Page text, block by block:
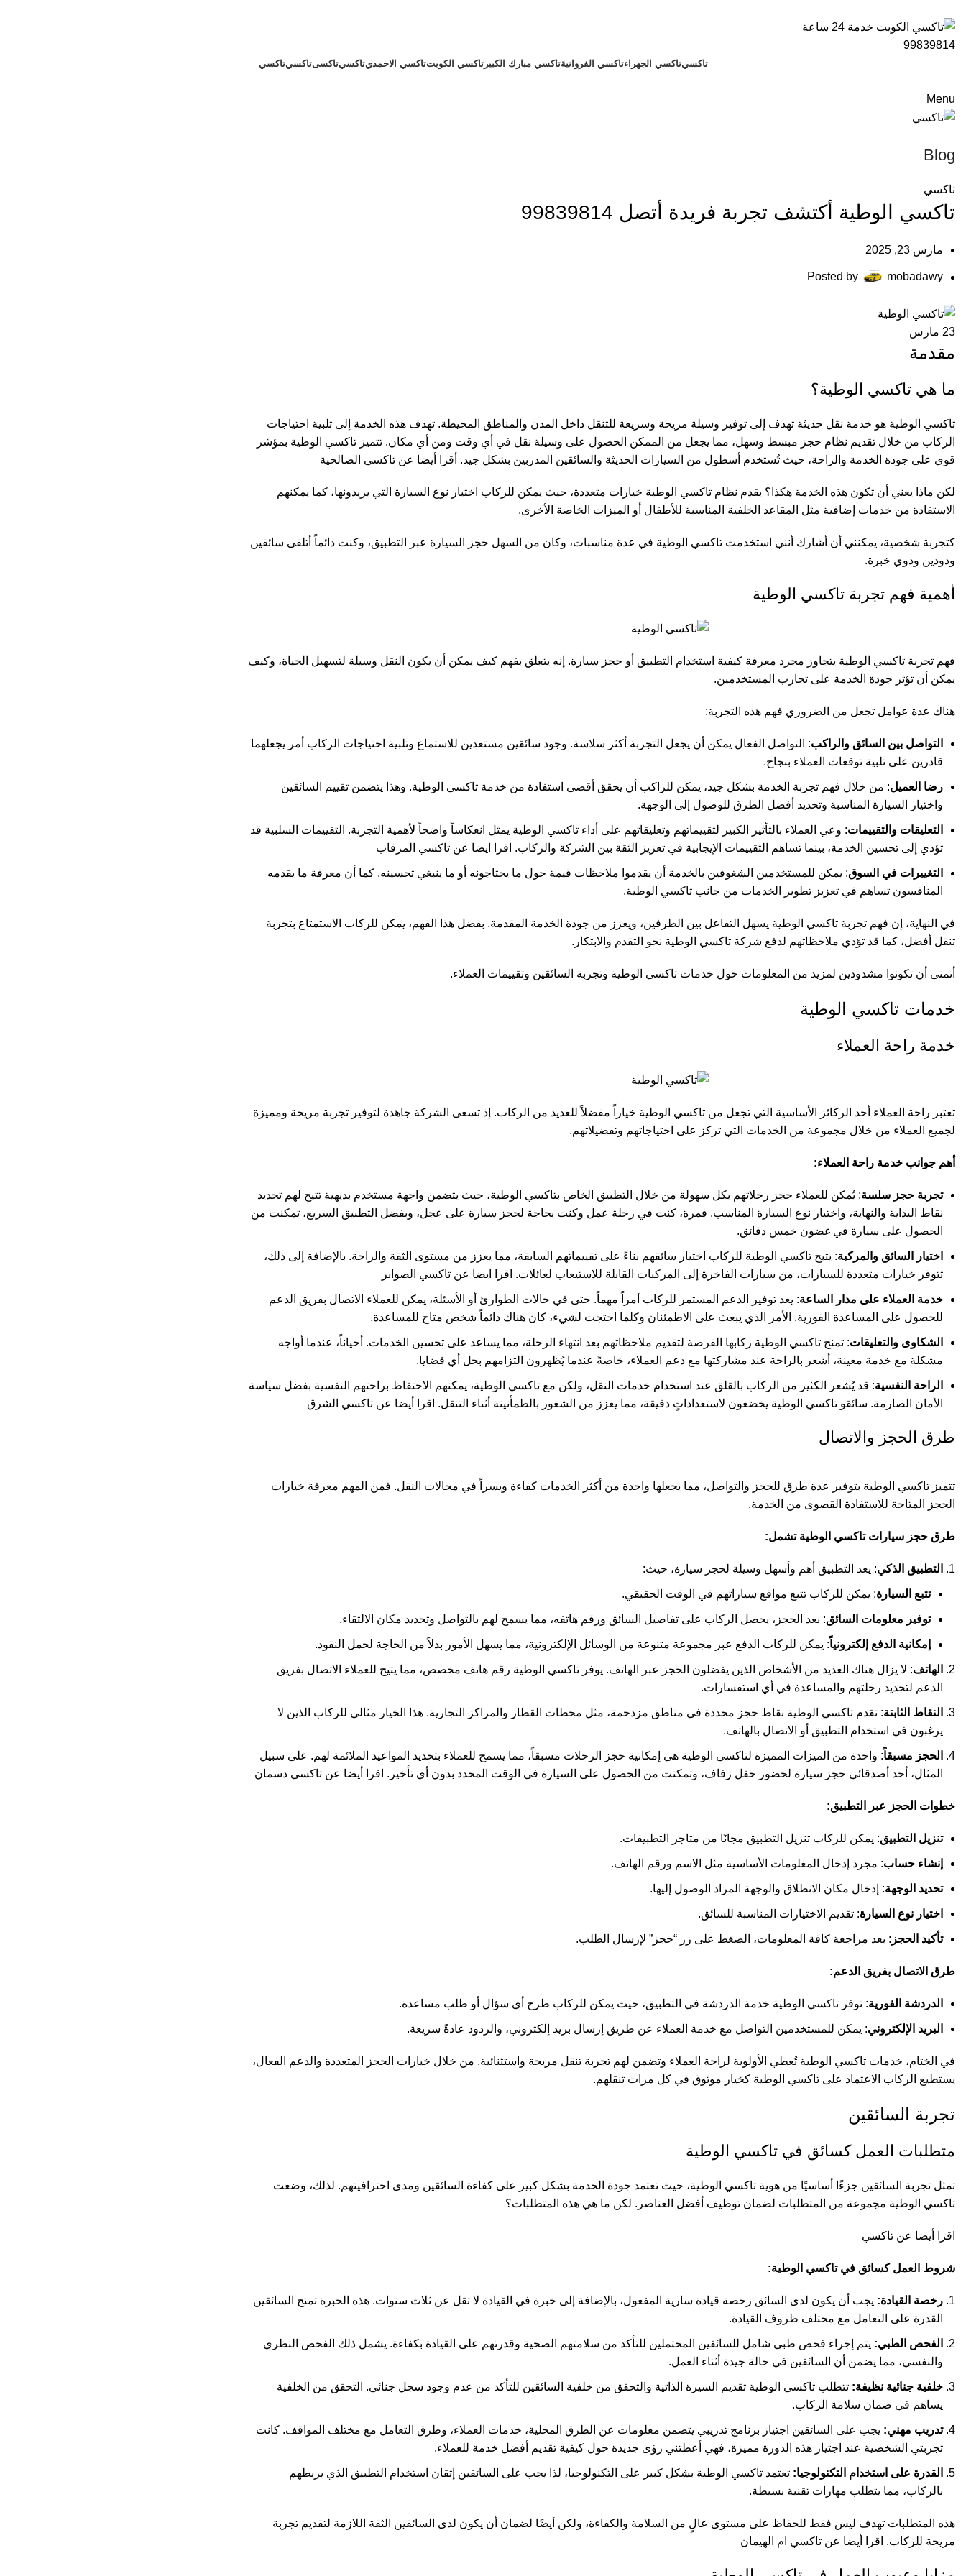
تاكسيتاكسي الجهراءتاكسي الفروانيةتاكسي مبارك الكبيرتاكسي الكويتتاكسي الاحمديتاكسيتاكسىتاكسيتاكسي
Menu
Blog
تاكسي
تاكسي الوطية أكتشف تجربة فريدة أتصل 99839814
مارس 23, 2025
Posted by mobadawy
23 مارس
مقدمة
ما هي تاكسي الوطية؟
تاكسي الوطية هو خدمة نقل حديثة تهدف إلى توفير وسيلة مريحة وسريعة للتنقل داخل المدن والمناطق المحيطة. تهدف هذه الخدمة إلى تلبية احتياجات
الركاب من خلال تقديم نظام حجز مبسط وسهل، مما يجعل من الممكن الحصول على وسيلة نقل في أي وقت ومن أي مكان. تتميز تاكسي الوطية بمؤشر
قوي على جودة الخدمة والراحة، حيث تُستخدم أسطول من السيارات الحديثة والسائقين المدربين بشكل جيد. أقرا أيضا عن تاكسي الصالحية
لكن ماذا يعني أن تكون هذه الخدمة هكذا؟ يقدم نظام تاكسي الوطية خيارات متعددة، حيث يمكن للركاب اختيار نوع السيارة التي يريدونها، كما يمكنهم
الاستفادة من خدمات إضافية مثل المقاعد الخلفية المناسبة للأطفال أو الميزات الخاصة الأخرى.
كتجربة شخصية، يمكنني أن أشارك أنني استخدمت تاكسي الوطية في عدة مناسبات، وكان من السهل حجز السيارة عبر التطبيق، وكنت دائماً أتلقى سائقين
ودودين وذوي خبرة.
أهمية فهم تجربة تاكسي الوطية
فهم تجربة تاكسي الوطية يتجاوز مجرد معرفة كيفية استخدام التطبيق أو حجز سيارة. إنه يتعلق بفهم كيف يمكن أن يكون النقل وسيلة لتسهيل الحياة، وكيف
يمكن أن تؤثر جودة الخدمة على تجارب المستخدمين.
هناك عدة عوامل تجعل من الضروري فهم هذه التجربة:
التواصل بين السائق والراكب: التواصل الفعال يمكن أن يجعل التجربة أكثر سلاسة. وجود سائقين مستعدين للاستماع وتلبية احتياجات الركاب أمر يجعلهما
قادرين على تلبية توقعات العملاء بنجاح.
رضا العميل: من خلال فهم تجربة الخدمة بشكل جيد، يمكن للراكب أن يحقق أقصى استفادة من خدمة تاكسي الوطية. وهذا يتضمن تقييم السائقين
واختيار السيارة المناسبة وتحديد أفضل الطرق للوصول إلى الوجهة.
التعليقات والتقييمات: وعي العملاء بالتأثير الكبير لتقييماتهم وتعليقاتهم على أداء تاكسي الوطية يمثل انعكاساً واضحاً لأهمية التجربة. التقييمات السلبية قد
تؤدي إلى تحسين الخدمة، بينما تساهم التقييمات الإيجابية في تعزيز الثقة بين الشركة والركاب. اقرا ايضا عن تاكسي المرقاب
التغييرات في السوق: يمكن للمستخدمين الشغوفين بالخدمة أن يقدموا ملاحظات قيمة حول ما يحتاجونه أو ما ينبغي تحسينه. كما أن معرفة ما يقدمه
المنافسون تساهم في تعزيز تطوير الخدمات من جانب تاكسي الوطية.
في النهاية، إن فهم تجربة تاكسي الوطية يسهل التفاعل بين الطرفين، ويعزز من جودة الخدمة المقدمة. بفضل هذا الفهم، يمكن للركاب الاستمتاع بتجربة
تنقل أفضل، كما قد تؤدي ملاحظاتهم لدفع شركة تاكسي الوطية نحو التقدم والابتكار.
أتمنى أن تكونوا مشدودين لمزيد من المعلومات حول خدمات تاكسي الوطية وتجربة السائقين وتقييمات العملاء.
خدمات تاكسي الوطية
خدمة راحة العملاء
تعتبر راحة العملاء أحد الركائز الأساسية التي تجعل من تاكسي الوطية خياراً مفضلاً للعديد من الركاب. إذ تسعى الشركة جاهدة لتوفير تجربة مريحة ومميزة
لجميع العملاء من خلال مجموعة من الخدمات التي تركز على احتياجاتهم وتفضيلاتهم.
أهم جوانب خدمة راحة العملاء:
تجربة حجز سلسة: يُمكن للعملاء حجز رحلاتهم بكل سهولة من خلال التطبيق الخاص بتاكسي الوطية، حيث يتضمن واجهة مستخدم بديهية تتيح لهم تحديد
نقاط البداية والنهاية، واختيار نوع السيارة المناسب. فمرة، كنت في رحلة عمل وكنت بحاجة لحجز سيارة على عجل، وبفضل التطبيق السريع، تمكنت من
الحصول على سيارة في غضون خمس دقائق.
اختيار السائق والمركبة: يتيح تاكسي الوطية للركاب اختيار سائقهم بناءً على تقييماتهم السابقة، مما يعزز من مستوى الثقة والراحة. بالإضافة إلى ذلك،
تتوفر خيارات متعددة للسيارات، من سيارات الفاخرة إلى المركبات القابلة للاستيعاب لعائلات. اقرا ايضا عن تاكسي الصوابر
خدمة العملاء على مدار الساعة: يعد توفير الدعم المستمر للركاب أمراً مهماً. حتى في حالات الطوارئ أو الأسئلة، يمكن للعملاء الاتصال بفريق الدعم
للحصول على المساعدة الفورية. الأمر الذي يبعث على الاطمئنان وكلما احتجت لشيء، كان هناك دائماً شخص متاح للمساعدة.
الشكاوى والتعليقات: تمنح تاكسي الوطية ركابها الفرصة لتقديم ملاحظاتهم بعد انتهاء الرحلة، مما يساعد على تحسين الخدمات. أحياناً، عندما أواجه
مشكلة مع خدمة معينة، أشعر بالراحة عند مشاركتها مع دعم العملاء، خاصةً عندما يُظهرون التزامهم بحل أي قضايا.
الراحة النفسية: قد يُشعر الكثير من الركاب بالقلق عند استخدام خدمات النقل، ولكن مع تاكسي الوطية، يمكنهم الاحتفاظ براحتهم النفسية بفضل سياسة
الأمان الصارمة. سائقو تاكسي الوطية يخضعون لاستعداداتٍ دقيقة، مما يعزز من الشعور بالطمأنينة أثناء التنقل. اقرا أيضا عن تاكسي الشرق
طرق الحجز والاتصال
تتميز تاكسي الوطية بتوفير عدة طرق للحجز والتواصل، مما يجعلها واحدة من أكثر الخدمات كفاءة ويسراً في مجالات النقل. فمن المهم معرفة خيارات
الحجز المتاحة للاستفادة القصوى من الخدمة.
طرق حجز سيارات تاكسي الوطية تشمل:
التطبيق الذكي: يعد التطبيق أهم وأسهل وسيلة لحجز سيارة، حيث:
تتبع السيارة: يمكن للركاب تتبع مواقع سياراتهم في الوقت الحقيقي.
توفير معلومات السائق: بعد الحجز، يحصل الركاب على تفاصيل السائق ورقم هاتفه، مما يسمح لهم بالتواصل وتحديد مكان الالتقاء.
إمكانية الدفع إلكترونياً: يمكن للركاب الدفع عبر مجموعة متنوعة من الوسائل الإلكترونية، مما يسهل الأمور بدلاً من الحاجة لحمل النقود.
الهاتف: لا يزال هناك العديد من الأشخاص الذين يفضلون الحجز عبر الهاتف. يوفر تاكسي الوطية رقم هاتف مخصص، مما يتيح للعملاء الاتصال بفريق
الدعم لتحديد رحلتهم والمساعدة في أي استفسارات.
النقاط الثابتة: تقدم تاكسي الوطية نقاط حجز محددة في مناطق مزدحمة، مثل محطات القطار والمراكز التجارية. هذا الخيار مثالي للركاب الذين لا
يرغبون في استخدام التطبيق أو الاتصال بالهاتف.
الحجز مسبقاً: واحدة من الميزات المميزة لتاكسي الوطية هي إمكانية حجز الرحلات مسبقاً، مما يسمح للعملاء بتحديد المواعيد الملائمة لهم. على سبيل
المثال، أحد أصدقائي حجز سيارة لحضور حفل زفاف، وتمكنت من الحصول على السيارة في الوقت المحدد بدون أي تأخير. اقرا أيضا عن تاكسي دسمان
خطوات الحجز عبر التطبيق:
تنزيل التطبيق: يمكن للركاب تنزيل التطبيق مجانًا من متاجر التطبيقات.
إنشاء حساب: مجرد إدخال المعلومات الأساسية مثل الاسم ورقم الهاتف.
تحديد الوجهة: إدخال مكان الانطلاق والوجهة المراد الوصول إليها.
اختيار نوع السيارة: تقديم الاختيارات المناسبة للسائق.
تأكيد الحجز : بعد مراجعة كافة المعلومات، الضغط على زر “حجز” لإرسال الطلب.
طرق الاتصال بفريق الدعم:
الدردشة الفورية: توفر تاكسي الوطية خدمة الدردشة في التطبيق، حيث يمكن للركاب طرح أي سؤال أو طلب مساعدة.
البريد الإلكتروني: يمكن للمستخدمين التواصل مع خدمة العملاء عن طريق إرسال بريد إلكتروني، والردود عادةً سريعة.
في الختام، خدمات تاكسي الوطية تُعطي الأولوية لراحة العملاء وتضمن لهم تجربة تنقل مريحة واستثنائية. من خلال خيارات الحجز المتعددة والدعم الفعال،
يستطيع الركاب الاعتماد على تاكسي الوطية كخيار موثوق في كل مرات تنقلهم.
تجربة السائقين
متطلبات العمل كسائق في تاكسي الوطية
تمثل تجربة السائقين جزءًا أساسيًا من هوية تاكسي الوطية، حيث تعتمد جودة الخدمة بشكل كبير على كفاءة السائقين ومدى احترافيتهم. لذلك، وضعت
تاكسي الوطية مجموعة من المتطلبات لضمان توظيف أفضل العناصر. لكن ما هي هذه المتطلبات؟
اقرا أيضا عن تاكسي
شروط العمل كسائق في تاكسي الوطية:
رخصة القيادة: يجب أن يكون لدى السائق رخصة قيادة سارية المفعول، بالإضافة إلى خبرة في القيادة لا تقل عن ثلاث سنوات. هذه الخبرة تمنح السائقين
القدرة على التعامل مع مختلف ظروف القيادة.
الفحص الطبي: يتم إجراء فحص طبي شامل للسائقين المحتملين للتأكد من سلامتهم الصحية وقدرتهم على القيادة بكفاءة. يشمل ذلك الفحص النظري
والنفسي، مما يضمن أن السائقين في حالة جيدة أثناء العمل.
خلفية جنائية نظيفة: تتطلب تاكسي الوطية تقديم السيرة الذاتية والتحقق من خلفية السائقين للتأكد من عدم وجود سجل جنائي. التحقق من الخلفية
يساهم في ضمان سلامة الركاب.
تدريب مهني: يجب على السائقين اجتياز برنامج تدريبي يتضمن معلومات عن الطرق المحلية، خدمات العملاء، وطرق التعامل مع مختلف المواقف. كانت
تجربتي الشخصية عند اجتياز هذه الدورة مميزة، فهي أعطتني رؤى جديدة حول كيفية تقديم أفضل خدمة للعملاء.
القدرة على استخدام التكنولوجيا: تعتمد تاكسي الوطية بشكل كبير على التكنولوجيا، لذا يجب على السائقين إتقان استخدام التطبيق الذي يربطهم
بالركاب، مما يتطلب مهارات تقنية بسيطة.
هذه المتطلبات تهدف ليس فقط للحفاظ على مستوى عالٍ من السلامة والكفاءة، ولكن أيضًا لضمان أن يكون لدى السائقين الثقة اللازمة لتقديم تجربة
مريحة للركاب. اقرا أيضا عن تاكسي ام الهيمان